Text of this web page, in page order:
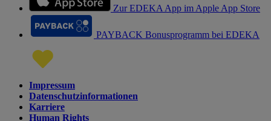
Zur EDEKA App im Apple App Store
PAYBACK Bonusprogramm bei EDEKA
Impressum
Datenschutzinformationen
Karriere
Human Rights